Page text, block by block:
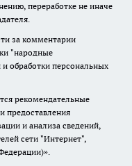
переработке не иначе
за комментарии
"народные
обработки персональных
рекомендательные
предоставления
и анализа сведений,
сети "Интернет",